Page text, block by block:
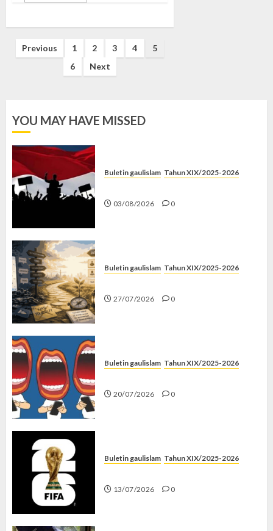
Posts
pagination
Previous 1 2 3 4
5
6
Next
YOU MAY HAVE MISSED
Buletin gaulislam Tahun XIX/2025-2026
03/08/2026 0
Buletin gaulislam Tahun XIX/2025-2026
27/07/2026 0
Buletin gaulislam Tahun XIX/2025-2026
20/07/2026 0
Buletin gaulislam Tahun XIX/2025-2026
13/07/2026 0